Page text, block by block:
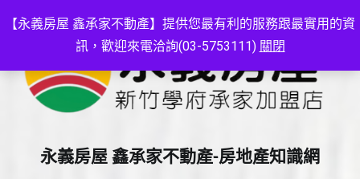
【永義房屋 鑫承家不動產】提供您最有利的服務跟最實用的資
訊，歡迎來電洽詢(03-5753111) 關閉
永義房屋 鑫承家不動產-房地產知識網